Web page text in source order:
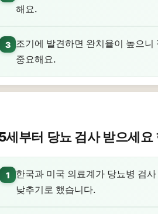
해요.
3
조기에 발견하면 완치율이 높으
중요해요.
세부터 당뇨 검사 받으세요
1
한국과 미국 의료계가 당뇨병 검
낮추기로 했습니다.